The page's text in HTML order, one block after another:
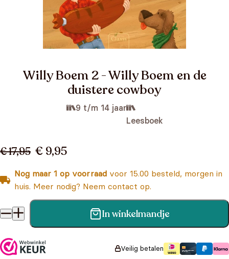
Willy Boem 2 - Willy Boem en de
duistere cowboy
9 t/m 14 jaar
Leesboek
€ 17,95 € 9,95
Nog maar 1 op voorraad voor 15.00 besteld, morgen in
huis. Meer nodig? Neem contact op.
Willy Boem 2 - Willy Boem en de duistere cowboy aantal
In winkelmandje
Veilig betalen